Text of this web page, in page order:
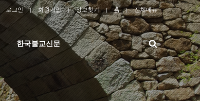
로그인 회원가입 정보찾기 홈 전체메뉴
한국불교신문
검
색